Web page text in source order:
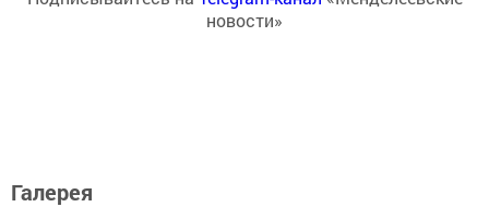
новости»
Галерея